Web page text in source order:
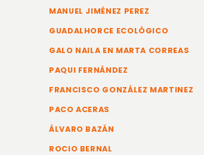
MANUEL JIMÉNEZ PEREZ
GUADALHORCE ECOLÓGICO
GALO NAILA EN MARTA CORREAS
PAQUI FERNÁNDEZ
FRANCISCO GONZÁLEZ MARTINEZ
PACO ACERAS
ÁLVARO BAZÁN
ROCIO BERNAL